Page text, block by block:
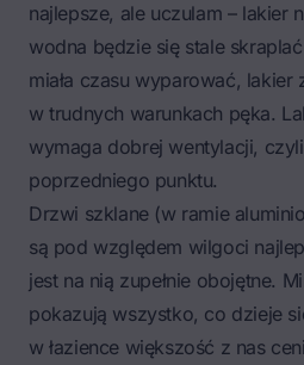
najlepsze, ale uczulam – lakier
wodna będzie się stale
miała czasu wyparować, lakier
w trudnych warunkach pęka.
wymaga dobrej wentylacji,
poprzedniego punktu.
Drzwi szklane (w ramie
są pod względem wilgoci
jest na nią zupełnie obojętne.
pokazują wszystko, co dzieje
w łazience większość z nas